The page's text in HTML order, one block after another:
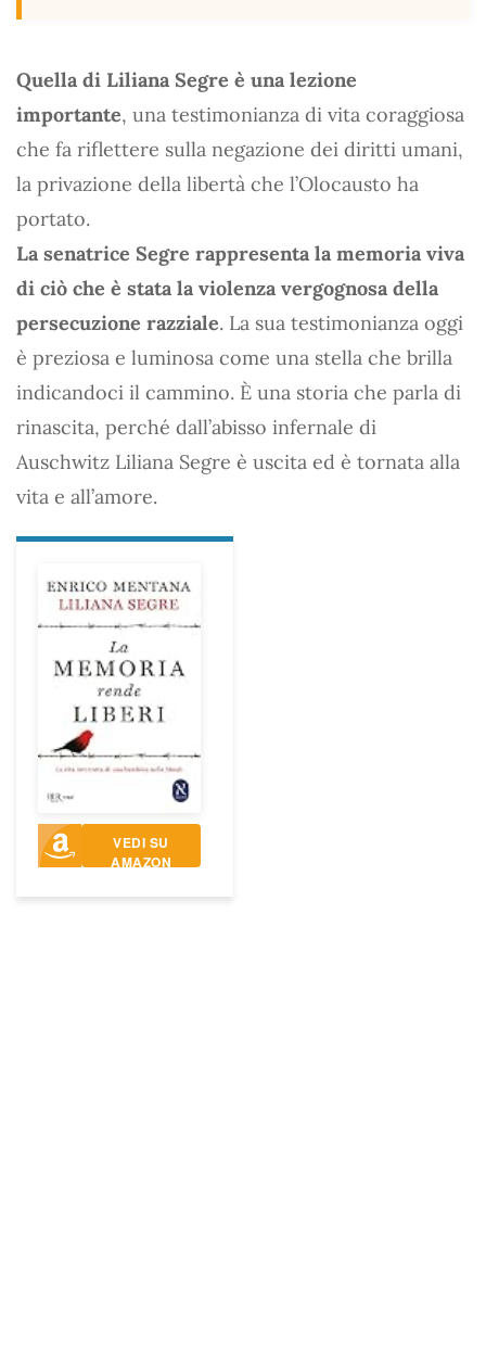
Quella di Liliana Segre è una lezione
importante, una testimonianza di vita coraggiosa
che fa riflettere sulla negazione dei diritti umani,
la privazione della libertà che l’Olocausto ha
portato.
La senatrice Segre rappresenta la memoria viva
di ciò che è stata la violenza vergognosa della
persecuzione razziale. La sua testimonianza oggi
è preziosa e luminosa come una stella che brilla
indicandoci il cammino. È una storia che parla di
rinascita, perché dall’abisso infernale di
Auschwitz Liliana Segre è uscita ed è tornata alla
vita e all’amore.
VEDI SU
AMAZON